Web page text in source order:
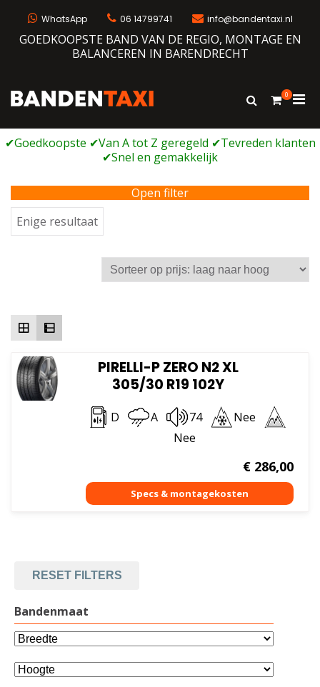
WhatsApp 06 14799741 info@bandentaxi.nl
GOEDKOOPSTE BAND VAN DE REGIO, MONTAGE EN
BALANCEREN IN BARENDRECHT
Bandengarage met eigen webshop
Toon
0
voor
Open filter
Enige resultaat
PIRELLI-P ZERO N2 XL
305/30 R19 102Y
D A 74
Nee
Nee
€286,00
RESET FILTERS
Bandenmaat